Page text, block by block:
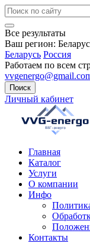
Все результаты
Ваш регион:
Беларусь Россия
Работаем по всем
Поиск
Личный кабинет
Главная
Каталог
Услуги
О компании
Инфо
Контакты